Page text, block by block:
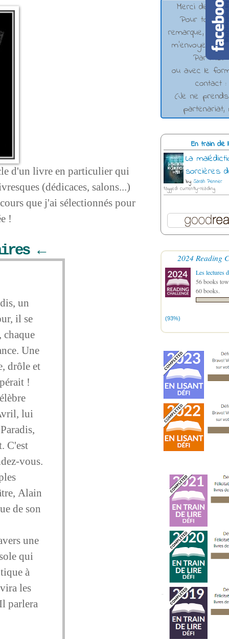
d'un livre en particulier qui
(dédicaces, salons...)
que j'ai sélectionnés pour
!
←
un
il se
Une
drôle et
!
lui
C'est
vous.
Alain
de son
une
qui
à
les
parlera
Merci de
Pour toute
remarque,
m'envoyer un
Par mail
ou avec le
contact
(Je ne
partenariat,
En train de
La
sorcières
by Sarah Penner
tagged: currently-reading
2024 Reading
Les lectures
56 books
60 books.
(93%)